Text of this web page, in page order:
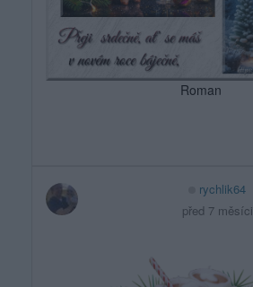
Roman
rychlik64
před 7 měsíci